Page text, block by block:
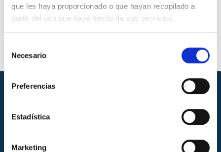
que les haya proporcionado o que hayan recopilado a
partir del uso que haya hecho de sus servicios.
Necesario
Preferencias
Estadística
Marketing
Normas de ensayo